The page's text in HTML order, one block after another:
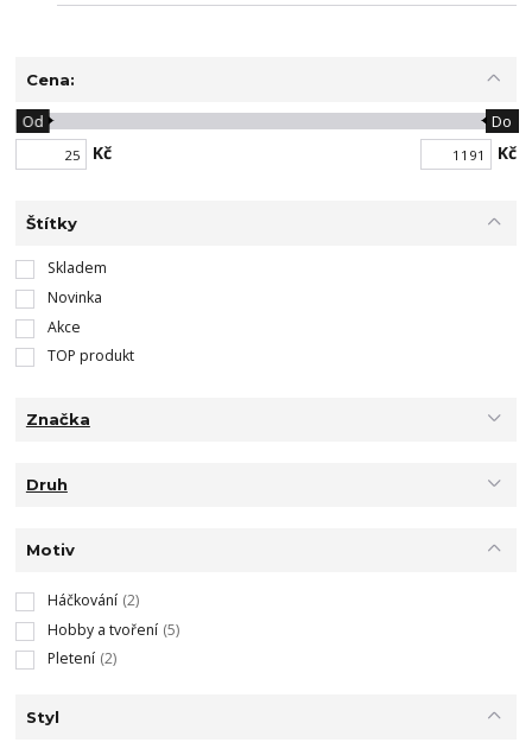
Cena:
Kč
Od Do
Kč
Štítky
Skladem
Novinka
Akce
TOP produkt
Značka
Druh
Motiv
Háčkování (2)
Hobby a tvoření (5)
Pletení (2)
Styl